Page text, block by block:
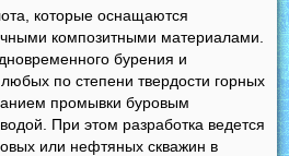
которые оснащаются
композитными материалами.
бурения и
по степени твердости горных
промывки буровым
При этом разработка ведется
или нефтяных скважин в